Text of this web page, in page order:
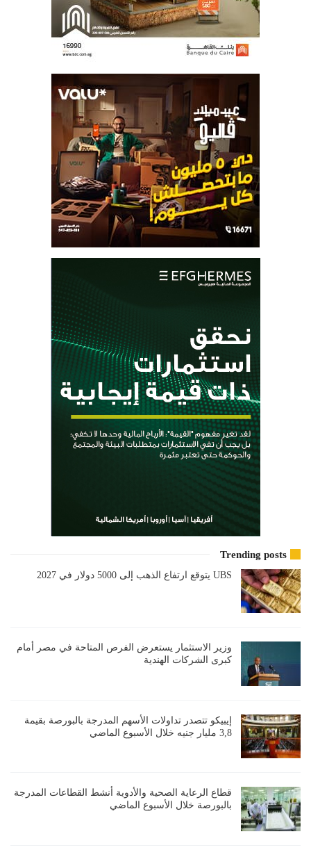
Trending posts
UBS يتوقع ارتفاع الذهب إلى 5000 دولار في 2027
وزير الاستثمار يستعرض الفرص المتاحة في مصر أمام
كبرى الشركات الهندية
إيبيكو تتصدر تداولات الأسهم المدرجة بالبورصة بقيمة
3,8 مليار جنيه خلال الأسبوع الماضي
قطاع الرعاية الصحية والأدوية أنشط القطاعات المدرجة
بالبورصة خلال الأسبوع الماضي